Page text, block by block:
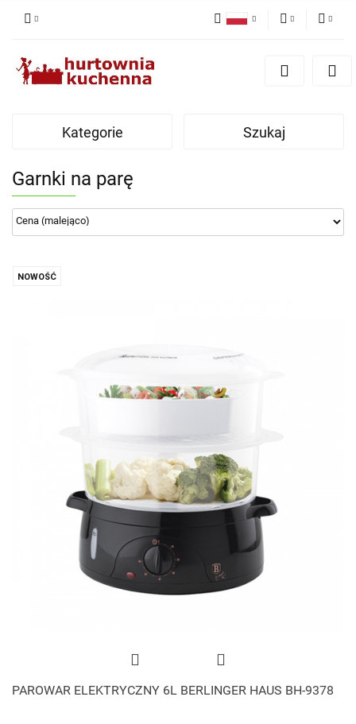
Zgody cookies
Kategorie Szukaj
Garnki na parę
NOWOŚĆ
PAROWAR ELEKTRYCZNY 6L BERLINGER HAUS BH-9378